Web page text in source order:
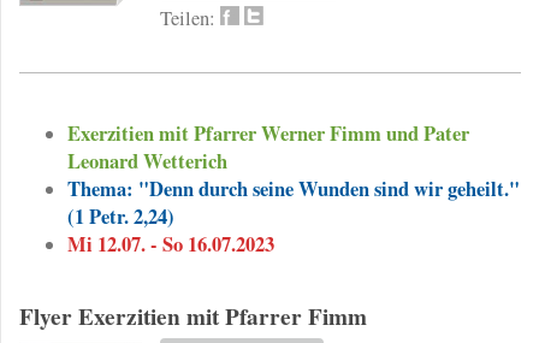
Teilen:
Exerzitien mit Pfarrer Werner Fimm und Pater
Leonard Wetterich
Thema: "Denn durch seine Wunden sind wir geheilt."
(1 Petr. 2,24)
Mi 12.07. - So 16.07.2023
Flyer Exerzitien mit Pfarrer Fimm